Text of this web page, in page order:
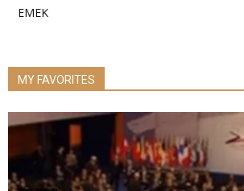
EMEK
MY FAVORITES